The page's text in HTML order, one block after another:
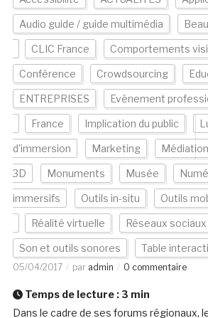
Audio guide / guide multimédia
CLIC France Comportements
Conférence Crowdsourcing
ENTREPRISES Evènement
France Implication du public
d'immersion Marketing Médiation
3D Monuments Musée
immersifs Outils in-situ Outils
Réalité virtuelle Réseaux sociaux
Son et outils sonores Table
05/04/2017 par admin 0 commentaire
Temps de lecture : 3 min
Dans le cadre de ses forums régionaux,